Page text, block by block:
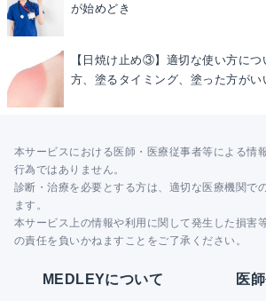
が始めどき
【日焼け止め③】適切な使い方につ
方、塗るタイミング、塗った方がい
本サービスにおける医師・医療従事者等による情
行為ではありません。
診断・治療を必要とする方は、適切な医療機関で
ます。
本サービス上の情報や利用に関して発生した損害
の責任を負いかねますことをご了承ください。
MEDLEYについて 医